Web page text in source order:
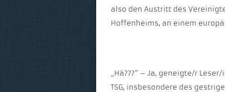
also den Austritt des
Hoffenheims, an einem
„Hä???“ – Ja, geneigte/r
TSG, insbesondere des